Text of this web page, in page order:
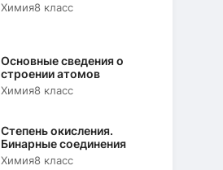
Химия8 класс
Основные сведения о
строении атомов
Химия8 класс
Степень окисления.
Бинарные соединения
Химия8 класс